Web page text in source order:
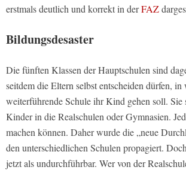
erstmals deutlich und korrekt in derFAZ
Bildungsdesaster
Die fünften Klassen der Hauptschulen sind
seitdem die Eltern selbst entscheiden dürfen, in
weiterführende Schule ihr Kind gehen soll. Sie
Kinder in die Realschulen oder Gymnasien.
machen können. Daher wurde die „neue
den unterschiedlichen Schulen propagiert.
jetzt als undurchführbar. Wer von der